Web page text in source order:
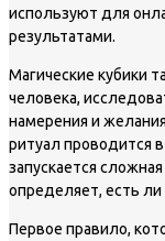
используют для
результатами.
Магические кубики
человека,
намерения и
ритуал проводится
запускается
определяет, есть
Первое правило,